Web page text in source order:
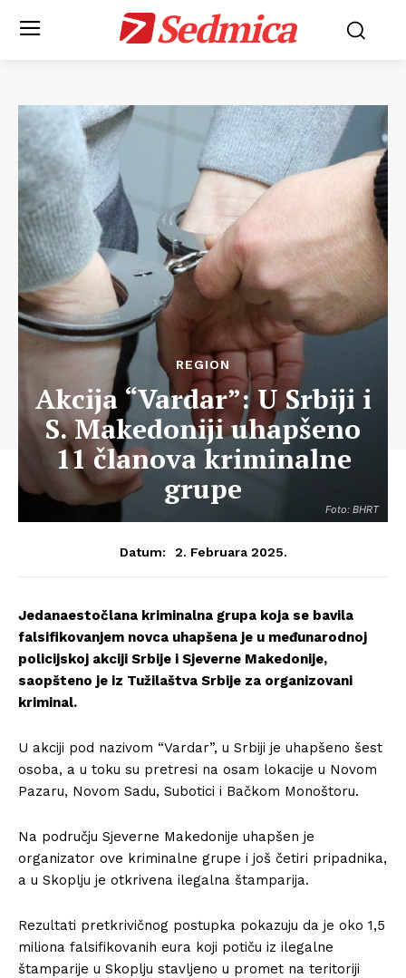
Sedmica
Foto: BHRT
REGION
Akcija “Vardar”: U Srbiji i
S. Makedoniji uhapšeno
11 članova kriminalne
grupe
Datum: 2. Februara 2025.
Jedanaestočlana kriminalna grupa koja se bavila
falsifikovanjem novca uhapšena je u međunarodnoj
policijskoj akciji Srbije i Sjeverne Makedonije,
saopšteno je iz Tužilaštva Srbije za organizovani
kriminal.
U akciji pod nazivom “Vardar”, u Srbiji je uhapšeno šest
osoba, a u toku su pretresi na osam lokacije u Novom
Pazaru, Novom Sadu, Subotici i Bačkom Monoštoru.
Na području Sjeverne Makedonije uhapšen je
organizator ove kriminalne grupe i još četiri pripadnika,
a u Skoplju je otkrivena ilegalna štamparija.
Rezultati pretkrivičnog postupka pokazuju da je oko 1,5
miliona falsifikovanih eura koji potiču iz ilegalne
štamparije u Skoplju stavljeno u promet na teritoriji